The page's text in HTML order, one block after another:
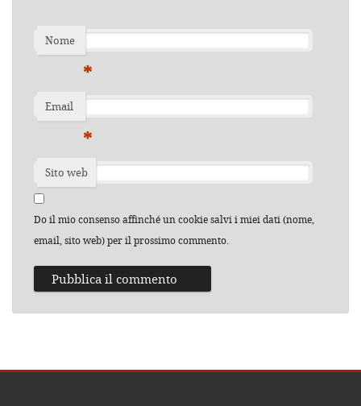
Nome
*
Email
*
Sito web
Do il mio consenso affinché un cookie salvi i miei dati (nome,
email, sito web) per il prossimo commento.